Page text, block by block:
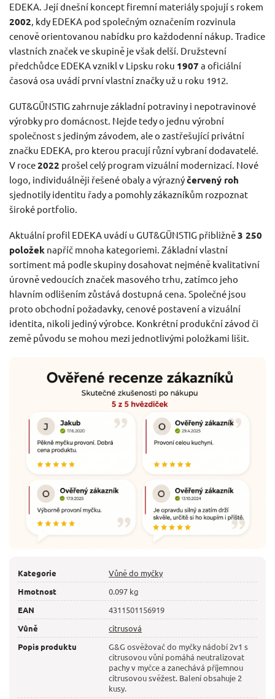
EDEKA. Její dnešní koncept firemní materiály spojují s rokem
2002, kdy EDEKA pod společným označením rozvinula
cenově orientovanou nabídku pro každodenní nákup. Tradice
vlastních značek ve skupině je však delší. Družstevní
předchůdce EDEKA vznikl v Lipsku roku 1907 a oficiální
časová osa uvádí první vlastní značky už u roku 1912.
GUT&GÜNSTIG zahrnuje základní potraviny i nepotravinové
výrobky pro domácnost. Nejde tedy o jednu výrobní
společnost s jediným závodem, ale o zastřešující privátní
značku EDEKA, pro kterou pracují různí vybraní dodavatelé.
V roce2022 prošel celý program vizuální modernizací. Nové
logo, individuálněji řešené obaly a výraznýčervený roh
sjednotily identitu řady a pomohly zákazníkům rozpoznat
široké portfolio.
Aktuální profil EDEKA uvádí u GUT&GÜNSTIG přibližně3 250
položek napříč mnoha kategoriemi. Základní vlastní
sortiment má podle skupiny dosahovat nejméně kvalitativní
úrovně vedoucích značek masového trhu, zatímco jeho
hlavním odlišením zůstává dostupná cena. Společné jsou
proto obchodní požadavky, cenové postavení a vizuální
identita, nikoli jediný výrobce. Konkrétní produkční závod či
země původu se mohou mezi jednotlivými položkami lišit.
Kategorie
Vůně do myčky
Hmotnost
0.097 kg
EAN
4311501156919
Vůně
citrusová
Popis produktu
G&G osvěžovač do myčky nádobí 2v1 s
citrusovou vůní pomáhá neutralizovat
pachy v myčce a zanechává příjemnou
citrusovou svěžest. Balení obsahuje 2
kusy.